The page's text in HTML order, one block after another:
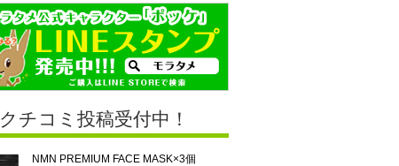
クチコミ投稿受付中！
NMN PREMIUM FACE MASK×3個